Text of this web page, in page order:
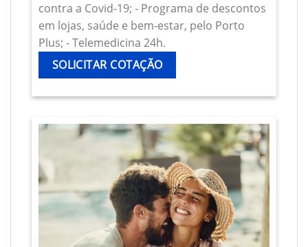
contra a Covid-19; - Programa de descontos
em lojas, saúde e bem-estar, pelo Porto
Plus; - Telemedicina 24h.
SOLICITAR COTAÇÃO